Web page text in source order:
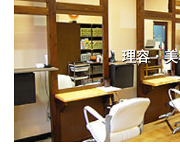
理容・